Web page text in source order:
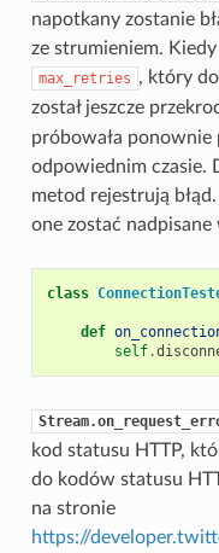
napotkany zostanie
ze strumieniem.
max_retries , który
został jeszcze
próbowała ponownie
odpowiednim czasie.
metod rejestrują
one zostać nadpisane
class
def
self.
kod statusu HTTP,
do kodów statusu
na stronie
https://